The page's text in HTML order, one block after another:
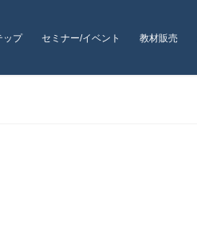
ップ セミナー/イベント 教材販売